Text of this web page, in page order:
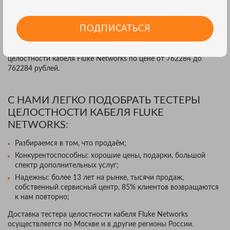
целостности кабеля Fluke Networks по цене от 762284 до
762284 рублей.
С НАМИ ЛЕГКО ПОДОБРАТЬ ТЕСТЕРЫ
ЦЕЛОСТНОСТИ КАБЕЛЯ FLUKE
NETWORKS:
Разбираемся в том, что продаём;
Конкурентоспособны: хорошие цены, подарки, большой
спектр дополнительных услуг;
Надежны: более 13 лет на рынке, тысячи продаж,
собственный сервисный центр, 85% клиентов возвращаются
к нам повторно;
Доставка тестера целостности кабеля Fluke Networks
осуществляется по Москве и в другие регионы России.
ПОДПИСАТЬСЯ